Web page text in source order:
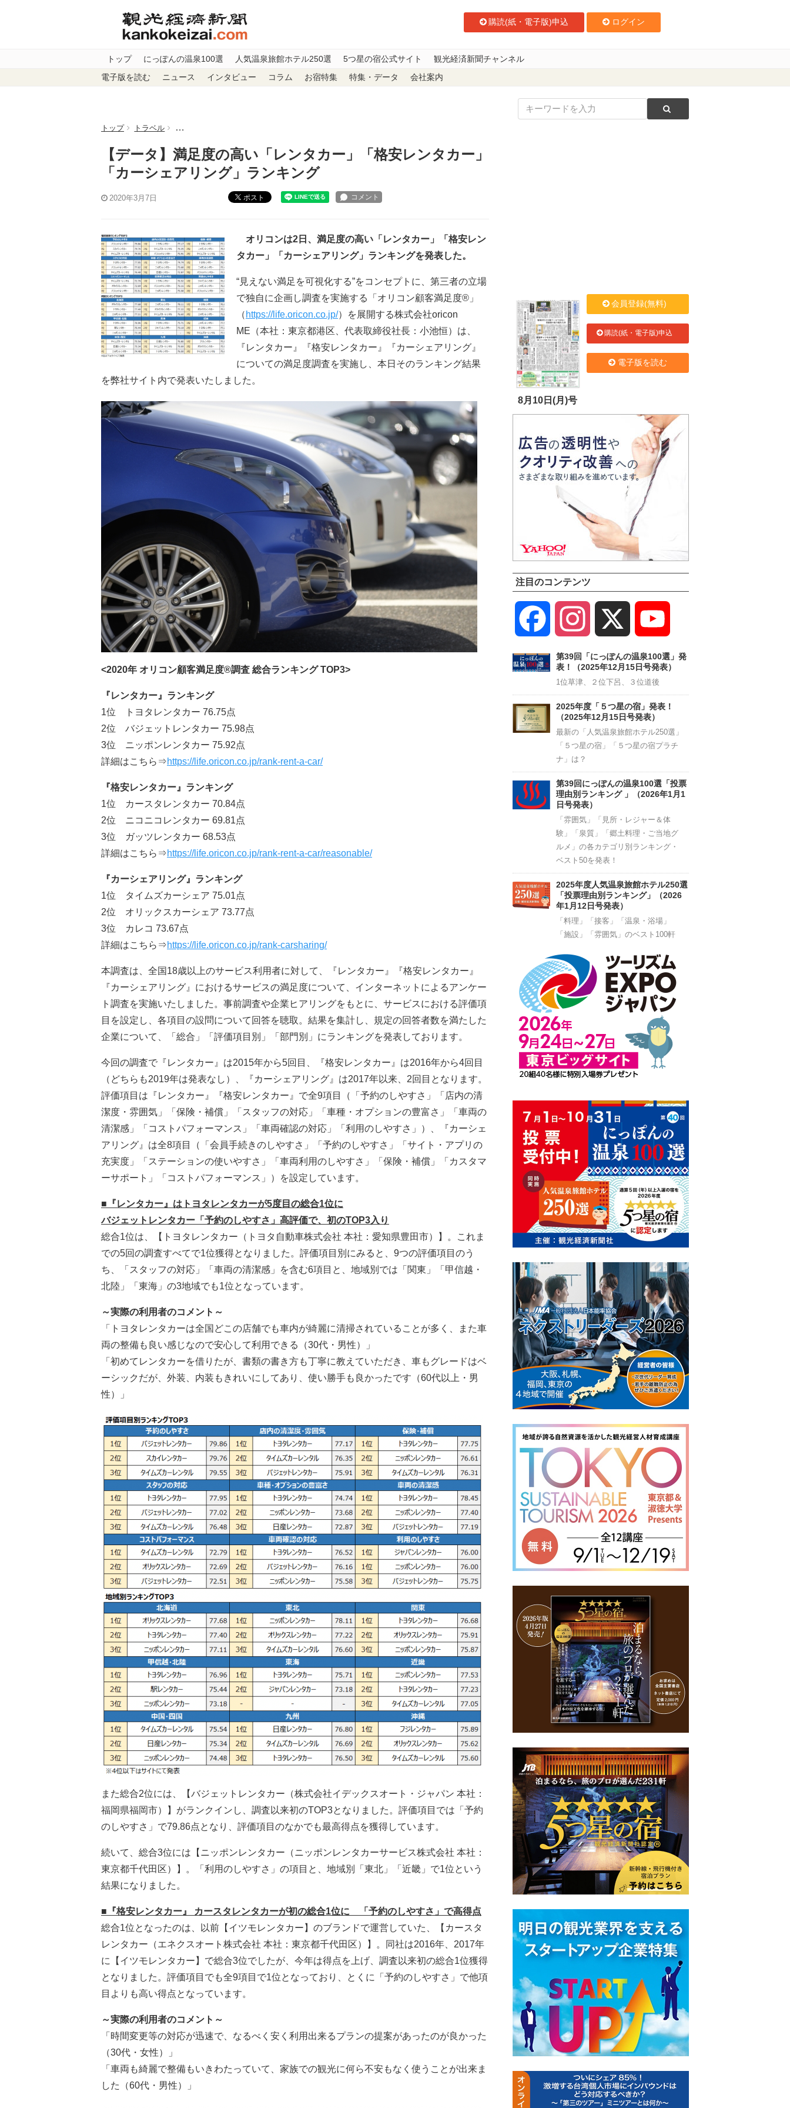
購読(紙・電子版)申込 ログイン
トップ にっぽんの温泉100選 人気温泉旅館ホテル250選 5つ星の宿公式サイト 観光経済新聞チャンネル
電子版を読む ニュース インタビュー コラム お宿特集 特集・データ 会社案内
トップ トラベル 【データ】満足度の高い「レンタカー」「格安レンタカー」「カーシェアリング」ランキング
【データ】満足度の高い「レンタカー」「格安レンタカー」
「カーシェアリング」ランキング
2020年3月7日 ポスト
オリコンは2日、満足度の高い「レンタカー」「格安レン
タカー」「カーシェアリング」ランキングを発表した。
“見えない満足を可視化する”をコンセプトに、第三者の立場
で独自に企画し調査を実施する「オリコン顧客満足度®」
（ https://life.oricon.co.jp/）を展開する株式会社oricon
ME（本社：東京都港区、代表取締役社長：小池恒）は、
『レンタカー』『格安レンタカー』『カーシェアリング』
についての満足度調査を実施し、本日そのランキング結果
を弊社サイト内で発表いたしました。
<2020年 オリコン顧客満足度®調査 総合ランキング TOP3>
『レンタカー』ランキング
1位 トヨタレンタカー 76.75点
2位 バジェットレンタカー 75.98点
3位 ニッポンレンタカー 75.92点
詳細はこちら⇒https://life.oricon.co.jp/rank-rent-a-car/
『格安レンタカー』ランキング
1位 カースタレンタカー 70.84点
2位 ニコニコレンタカー 69.81点
3位 ガッツレンタカー 68.53点
詳細はこちら⇒https://life.oricon.co.jp/rank-rent-a-car/reasonable/
『カーシェアリング』ランキング
1位 タイムズカーシェア 75.01点
2位 オリックスカーシェア 73.77点
3位 カレコ 73.67点
詳細はこちら⇒https://life.oricon.co.jp/rank-carsharing/
本調査は、全国18歳以上のサービス利用者に対して、『レンタカー』『格安レンタカー』
『カーシェアリング』におけるサービスの満足度について、インターネットによるアンケー
ト調査を実施いたしました。事前調査や企業ヒアリングをもとに、サービスにおける評価項
目を設定し、各項目の設問について回答を聴取。結果を集計し、規定の回答者数を満たした
企業について、「総合」「評価項目別」「部門別」にランキングを発表しております。
今回の調査で『レンタカー』は2015年から5回目、『格安レンタカー』は2016年から4回目
（どちらも2019年は発表なし）、『カーシェアリング』は2017年以来、2回目となります。
評価項目は『レンタカー』『格安レンタカー』で全9項目（「予約のしやすさ」「店内の清
潔度・雰囲気」「保険・補償」「スタッフの対応」「車種・オプションの豊富さ」「車両の
清潔感」「コストパフォーマンス」「車両確認の対応」「利用のしやすさ」）、『カーシェ
アリング』は全8項目（「会員手続きのしやすさ」「予約のしやすさ」「サイト・アプリの
充実度」「ステーションの使いやすさ」「車両利用のしやすさ」「保険・補償」「カスタマ
ーサポート」「コストパフォーマンス」）を設定しています。
■『レンタカー』はトヨタレンタカーが5度目の総合1位に
バジェットレンタカー「予約のしやすさ」高評価で、初のTOP3入り
総合1位は、【トヨタレンタカー（トヨタ自動車株式会社 本社：愛知県豊田市）】。これま
での5回の調査すべてで1位獲得となりました。評価項目別にみると、9つの評価項目のう
ち、「スタッフの対応」「車両の清潔感」を含む6項目と、地域別では「関東」「甲信越・
北陸」「東海」の3地域でも1位となっています。
～実際の利用者のコメント～
「トヨタレンタカーは全国どこの店舗でも車内が綺麗に清掃されていることが多く、また車
両の整備も良い感じなので安心して利用できる（30代・男性）」
「初めてレンタカーを借りたが、書類の書き方も丁寧に教えていただき、車もグレードはベ
ーシックだが、外装、内装もきれいにしてあり、使い勝手も良かったです（60代以上・男
性）」
また総合2位には、【バジェットレンタカー（株式会社イデックスオート・ジャパン 本社：
福岡県福岡市）】がランクインし、調査以来初のTOP3となりました。評価項目では「予約
のしやすさ」で79.86点となり、評価項目のなかでも最高得点を獲得しています。
続いて、総合3位には【ニッポンレンタカー（ニッポンレンタカーサービス株式会社 本社：
東京都千代田区）】。「利用のしやすさ」の項目と、地域別「東北」「近畿」で1位という
結果になりました。
■『格安レンタカー』 カースタレンタカーが初の総合1位に 「予約のしやすさ」で高得点​
総合1位となったのは、以前【イツモレンタカー】のブランドで運営していた、【カースタ
レンタカー（エネクスオート株式会社 本社：東京都千代田区）】。同社は2016年、2017年
に【イツモレンタカー】で総合3位でしたが、今年は得点を上げ、調査以来初の総合1位獲得
となりました。評価項目でも全9項目で1位となっており、とくに「予約のしやすさ」で他項
目よりも高い得点となっています。
～実際の利用者のコメント～
「時間変更等の対応が迅速で、なるべく安く利用出来るプランの提案があったのが良かった
（30代・女性）」
「車両も綺麗で整備もいきわたっていて、家族での観光に何ら不安もなく使うことが出来ま
した（60代・男性）」
8月10日(月)号
会員登録(無料)
購読(紙・電子版)申込
電子版を読む
注目のコンテンツ
Facebook Instagram
Channel
第39回「にっぽんの温泉100選」発
表！（2025年12月15日号発表）
1位草津、２位下呂、３位道後
2025年度「５つ星の宿」発表！
（2025年12月15日号発表）
最新の「人気温泉旅館ホテル250選」
「５つ星の宿」「５つ星の宿プラチ
ナ」は？
第39回にっぽんの温泉100選「投票
理由別ランキング 」（2026年1月1
日号発表）
「雰囲気」「見所・レジャー＆体
験」「泉質」「郷土料理・ご当地グ
ルメ」の各カテゴリ別ランキング・
ベスト50を発表！
2025年度人気温泉旅館ホテル250選
「投票理由別ランキング」（2026
年1月12日号発表）
「料理」「接客」「温泉・浴場」
「施設」「雰囲気」のベスト100軒